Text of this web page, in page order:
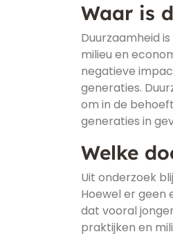
Waar is
Duurzaamheid
milieu en
negatieve
generaties.
om in de
generaties in
Welke
Uit onderzoek
Hoewel er geen
dat vooral
praktijken en